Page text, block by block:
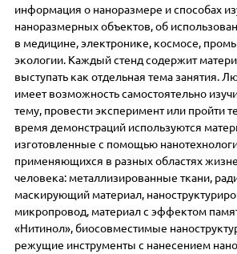
информация о наноразмере и способах
наноразмерных объектов, об
в медицине, электронике, космосе,
экологии. Каждый стенд содержит
выступать как отдельная тема занятия.
имеет возможность самостоятельно
тему, провести эксперимент или пройти
время демонстраций используются
изготовленные с помощью
применяющихся в разных областях
человека: металлизированные ткани,
маскирующий материал,
микропровод, материал с эффектом
«Нитинол», биосовместимые
режущие инструменты с нанесением